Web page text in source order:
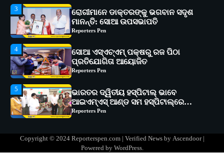
4
ସୋଆ ଏସ୍‌ଏଚ୍‌ଏମ୍ ପକ୍ଷରୁ ରଜ ପିଠା
ପ୍ରତିଯୋଗିତା ଆୟୋଜିତ
Reporters Pen
5
ଭାରତର ଦ୍ୱିତୀୟ ହସ୍ପିଟାଲ୍ ଭାବେ
ଆଇଏମ୍‌ଏସ୍ ଆଣ୍ଡ ସମ ହସ୍ପିଟାଲ୍‌ରେ
ଅତ୍ୟାଧୁନିକ ଡିଜିସ୍କାନର ସ୍ଥାପନ
Reporters Pen
1
ସୋଆ ପକ୍ଷରୁ ରାୱେ କାର୍ଯ୍ୟକ୍ରମ ଅଧୀନରେ
୧୧ଟି ଗ୍ରାମରେ ୧୬ଟି କୃଷକ ପ୍ରଶିକ୍ଷଣ
କାର୍ଯ୍ୟକ୍ରମ ଆୟୋଜିତ
Reporters Pen
ବିଶ୍ୱବିଦ୍ୟାଳୟର ସଫଳତା, ଉତ୍କର୍ଷତା ଓ
ଅଗ୍ରଗତିର ସ୍ମୃତିଚାରଣ
Reporters Pen
Copyright © 2024 Reporterspen.com | Verified News by Ascendoor|
Powered by WordPress.